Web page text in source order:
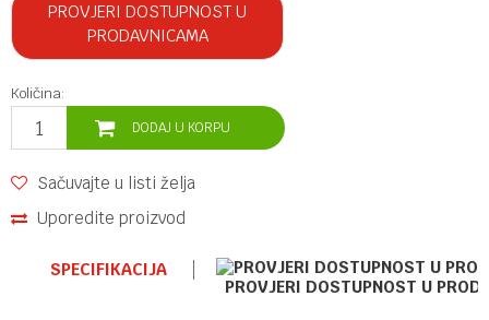
PROVJERI DOSTUPNOST U
PRODAVNICAMA
Količina:
DODAJ U KORPU
Sačuvajte u listi želja
Uporedite proizvod
SPECIFIKACIJA
PROVJERI DOSTUPNOST U